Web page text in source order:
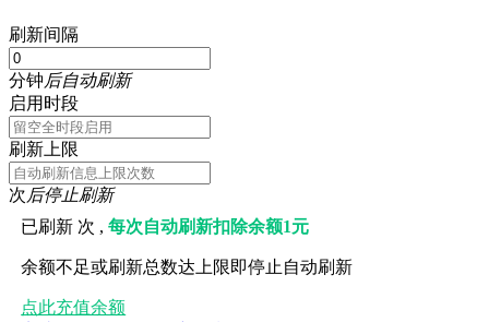
刷新间隔
分钟后自动刷新
启用时段
刷新上限
次后停止刷新
已刷新 次 ,每次自动刷新扣除余额1元
余额不足或刷新总数达上限即停止自动刷新
点此充值余额